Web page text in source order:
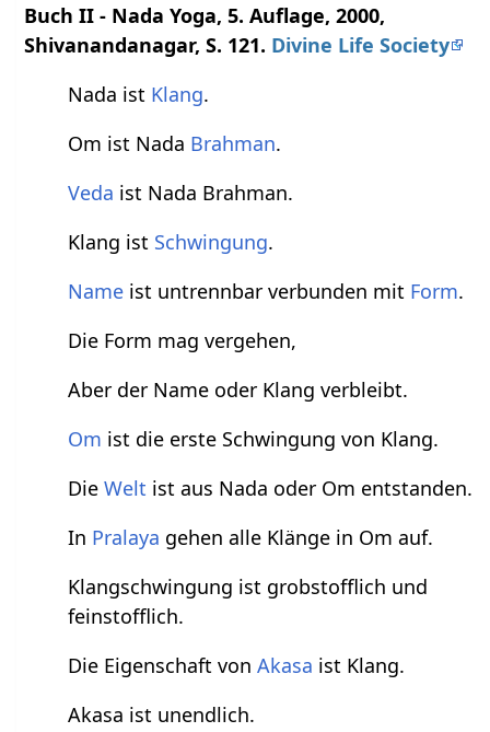
Buch II - Nada Yoga, 5. Auflage, 2000,
Shivanandanagar, S. 121. Divine Life Society
Nada ist Klang.
Om ist Nada Brahman.
Veda ist Nada Brahman.
Klang ist Schwingung.
Name ist untrennbar verbunden mit Form.
Die Form mag vergehen,
Aber der Name oder Klang verbleibt.
Om ist die erste Schwingung von Klang.
DieWelt ist aus Nada oder Om entstanden.
In Pralaya gehen alle Klänge in Om auf.
Klangschwingung ist grobstofflich und
feinstofflich.
Die Eigenschaft vonAkasa ist Klang.
Akasa ist unendlich.